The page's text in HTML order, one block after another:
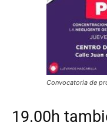
Convocatoria de
19.00h